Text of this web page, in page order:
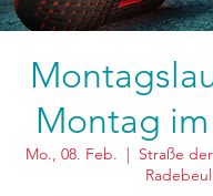
Montag
Mo., 08. Feb.
  |
Straße
Radebeul